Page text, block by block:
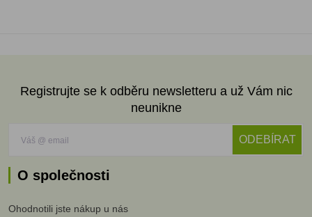
Registrujte se k odběru newsletteru a už Vám nic
neunikne
ODEBÍRAT
O společnosti
Ohodnotili jste nákup u nás